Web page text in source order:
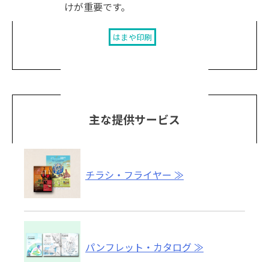
けが重要です。
はまや印刷
主な提供サービス
チラシ・フライヤー
パンフレット・カタログ